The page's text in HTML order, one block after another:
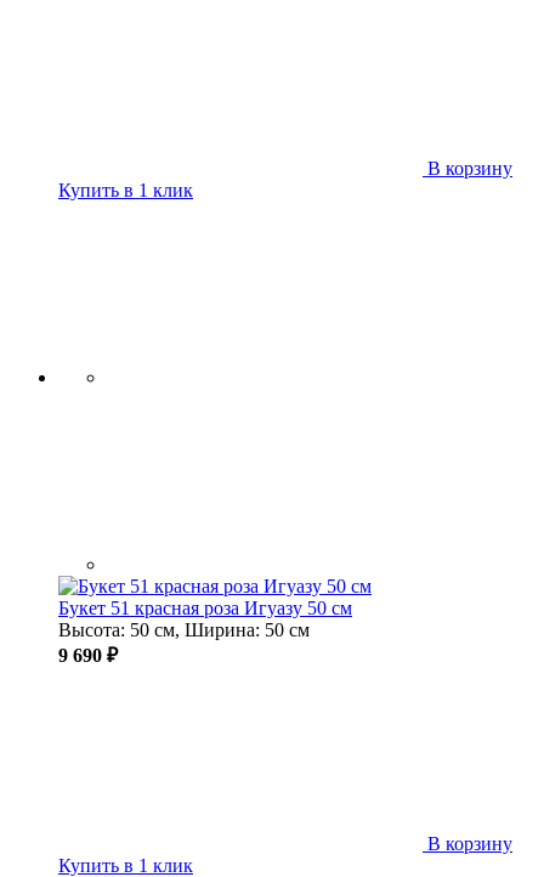
В корзину
Купить в 1 клик
Букет 51 красная роза Игуазу 50 см
Высота: 50 см, Ширина: 50 см
9 690 ₽
В корзину
Купить в 1 клик